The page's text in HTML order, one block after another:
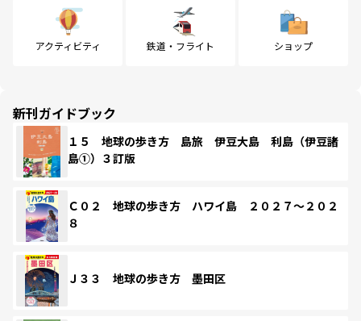
アクティビティ 鉄道・フライト ショップ
新刊ガイドブック
１５ 地球の歩き方 島旅 伊豆大島 利島（伊豆諸
島①）３訂版
Ｃ０２ 地球の歩き方 ハワイ島 ２０２７～２０２
８
Ｊ３３ 地球の歩き方 墨田区